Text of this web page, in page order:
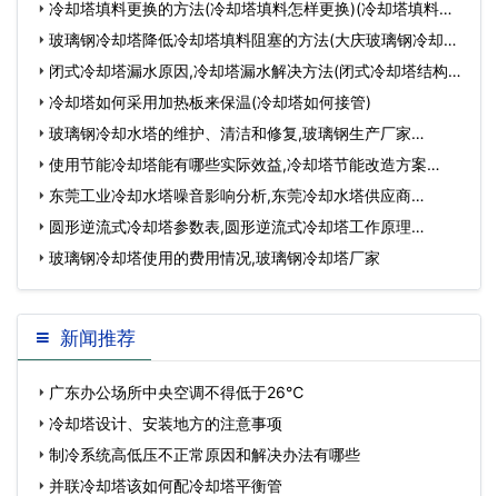
冷却塔填料更换的方法(冷却塔填料怎样更换)(冷却塔填料厂
家联系方式)…
玻璃钢冷却塔降低冷却塔填料阻塞的方法(大庆玻璃钢冷却塔)
… 闭式冷却塔漏水原因,冷却塔漏水解决方法(闭式冷却塔结构)
… 冷却塔如何采用加热板来保温(冷却塔如何接管)
玻璃钢冷却水塔的维护、清洁和修复,玻璃钢生产厂家…
使用节能冷却塔能有哪些实际效益,冷却塔节能改造方案…
东莞工业冷却水塔噪音影响分析,东莞冷却水塔供应商…
圆形逆流式冷却塔参数表,圆形逆流式冷却塔工作原理…
玻璃钢冷却塔使用的费用情况,玻璃钢冷却塔厂家
新闻推荐
广东办公场所中央空调不得低于26℃
冷却塔设计、安装地方的注意事项
制冷系统高低压不正常原因和解决办法有哪些
并联冷却塔该如何配冷却塔平衡管